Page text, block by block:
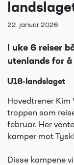
22. januar 2026
I uke 6 reiser
utenlands for
U18-landslaget
Hovedtrener
troppen som
februar. Her
kamper mot
Disse kampene